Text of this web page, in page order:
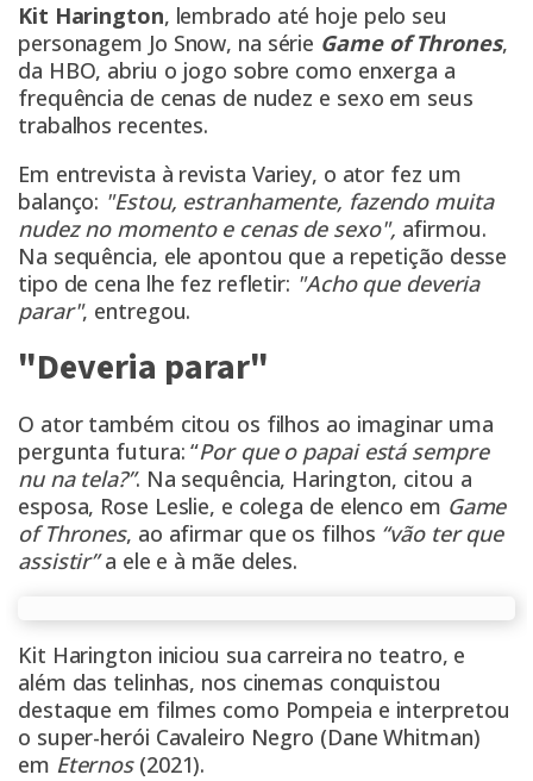
Kit Harington, lembrado até hoje pelo seu
personagem Jo Snow, na série Game of Thrones,
da HBO, abriu o jogo sobre como enxerga a
frequência de cenas de nudez e sexo em seus
trabalhos recentes.
Em entrevista à revista Variey, o ator fez um
balanço: "Estou, estranhamente, fazendo muita
nudez no momento e cenas de sexo", afirmou.
Na sequência, ele apontou que a repetição desse
tipo de cena lhe fez refletir: "Acho que deveria
parar", entregou.
"Deveria parar"
O ator também citou os filhos ao imaginar uma
pergunta futura: “Por que o papai está sempre
nu na tela?”. Na sequência, Harington, citou a
esposa, Rose Leslie, e colega de elenco em Game
of Thrones, ao afirmar que os filhos “vão ter que
assistir”a ele e à mãe deles.
Kit Harington iniciou sua carreira no teatro, e
além das telinhas, nos cinemas conquistou
destaque em filmes como Pompeia e interpretou
o super-herói Cavaleiro Negro (Dane Whitman)
em Eternos (2021).